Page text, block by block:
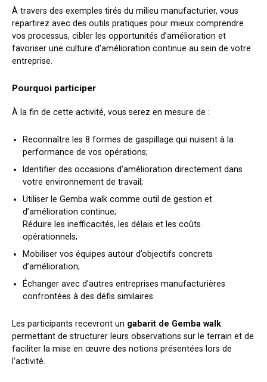
À travers des exemples tirés du milieu manufacturier, vous
repartirez avec des outils pratiques pour mieux comprendre
vos processus, cibler les opportunités d’amélioration et
favoriser une culture d’amélioration continue au sein de votre
entreprise.
Pourquoi participer
À la fin de cette activité, vous serez en mesure de :
Reconnaître les 8 formes de gaspillage qui nuisent à la
performance de vos opérations;
Identifier des occasions d’amélioration directement dans
votre environnement de travail;
Utiliser le Gemba walk comme outil de gestion et
d’amélioration continue;
Réduire les inefficacités, les délais et les coûts
opérationnels;
Mobiliser vos équipes autour d’objectifs concrets
d’amélioration;
Échanger avec d’autres entreprises manufacturières
confrontées à des défis similaires.
Les participants recevront un gabarit de Gemba walk
permettant de structurer leurs observations sur le terrain et de
faciliter la mise en œuvre des notions présentées lors de
l’activité.